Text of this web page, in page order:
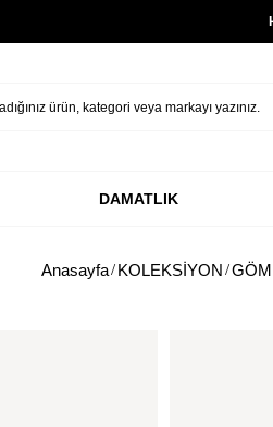
DAMATLIK
Anasayfa KOLEKSİYON